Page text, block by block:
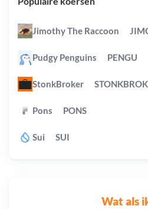
Wat als
Jimothy The Raccoon
Pudgy Penguins PENGU
StonkBroker
Pons PONS
Sui SUI